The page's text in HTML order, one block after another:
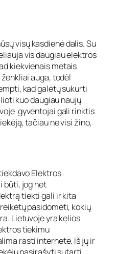
visų kasdienė dalis. Su
vis daugiau elektros
kiekvienais metais
auga, todėl
kad galėtų sukurti
kuo daugiau naujų
gyventojai gali rinktis
tačiau ne visi žino,
Elektros
būti, jog net
tiekti gali ir kita
pasidomėti, kokių
Lietuvoje yra kelios
tiekimu
rasti internete. Iš jų ir